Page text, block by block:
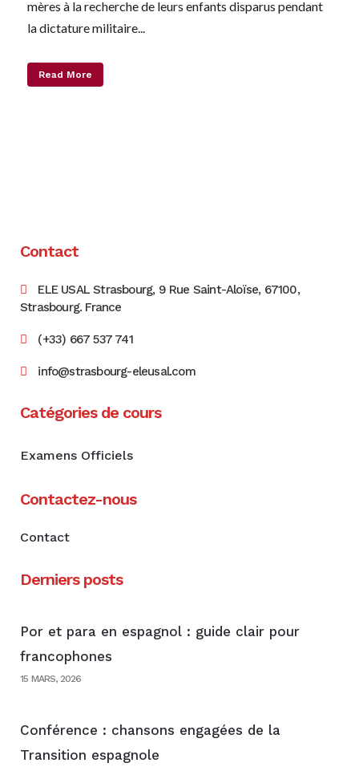
mères à la recherche de leurs enfants disparus pendant
la dictature militaire...
Read More
Contact
ELE USAL Strasbourg, 9 Rue Saint-Aloïse, 67100,
Strasbourg. France
(+33) 667 537 741
info@strasbourg-eleusal.com
Catégories de cours
Examens Officiels
Contactez-nous
Contact
Derniers posts
Por et para en espagnol : guide clair pour
francophones
15 MARS, 2026
Conférence : chansons engagées de la
Transition espagnole